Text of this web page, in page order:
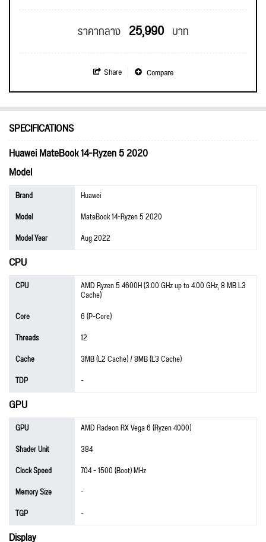
ราคากลาง 25,990 บาท
Share Compare
SPECIFICATIONS
Huawei MateBook 14-Ryzen 5 2020
Model
Brand
Huawei
Model
MateBook 14-Ryzen 5 2020
Model Year
Aug 2022
CPU
CPU AMD Ryzen 5 4600H (3.00 GHz up to 4.00 GHz, 8 MB L3
Cache)
Core
6 (P-Core)
Threads
12
Cache
3MB (L2 Cache) / 8MB (L3 Cache)
TDP
-
GPU
GPU
AMD Radeon RX Vega 6 (Ryzen 4000)
Shader Unit
384
Clock Speed
704 - 1500 (Boot) MHz
Memory Size
-
TGP
-
Display